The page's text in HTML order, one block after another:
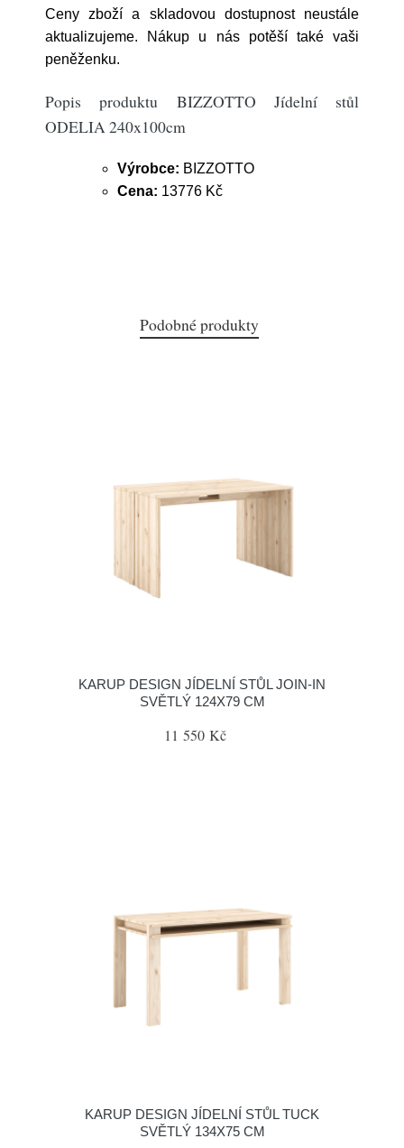
Ceny zboží a skladovou dostupnost neustále
aktualizujeme. Nákup u nás potěší také vaši
peněženku.
Popis produktu BIZZOTTO Jídelní stůl
ODELIA 240x100cm
Výrobce: BIZZOTTO
Cena: 13776 Kč
Podobné produkty
KARUP DESIGN JÍDELNÍ STŮL JOIN-IN
SVĚTLÝ 124X79 CM
11 550 Kč
KARUP DESIGN JÍDELNÍ STŮL TUCK
SVĚTLÝ 134X75 CM